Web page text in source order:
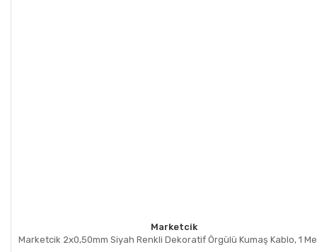
Marketcik
Marketcik 2x0,50mm Siyah Renkli Dekoratif Örgülü Kumaş Kablo, 1